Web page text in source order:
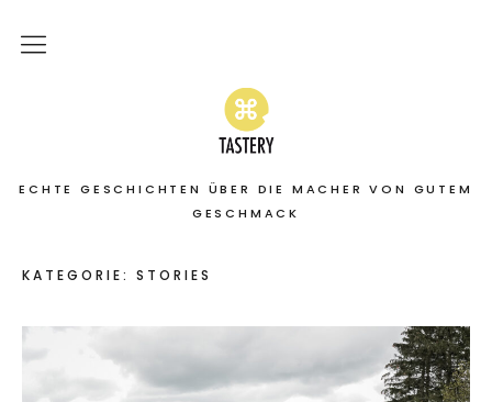
ECHTE GESCHICHTEN ÜBER DIE MACHER VON GUTEM
GESCHMACK
Home
Stories
On the road
Featured
About
Services | Leistungen
KATEGORIE: STORIES